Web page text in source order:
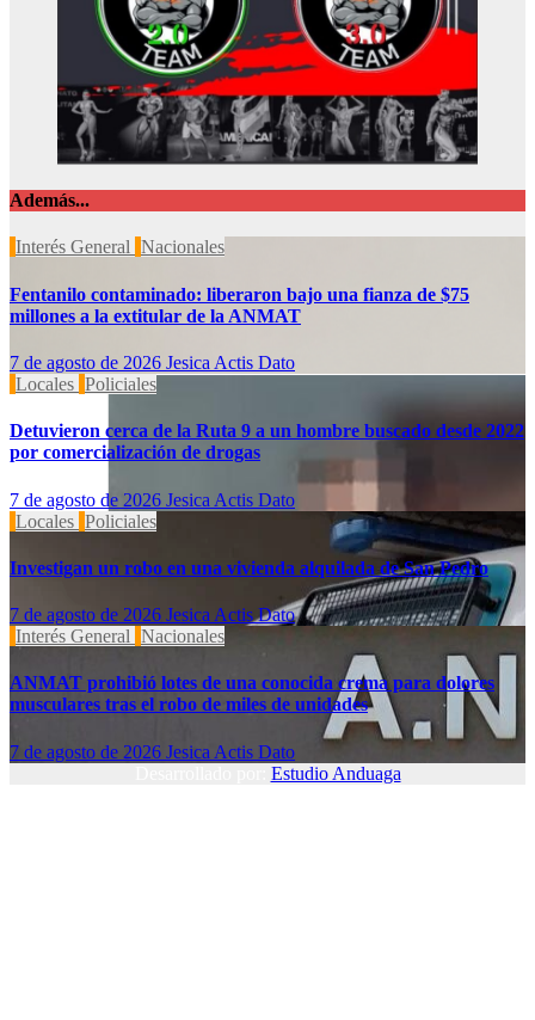
Además...
Interés General Nacionales
Fentanilo contaminado: liberaron bajo una fianza de $75
millones a la extitular de la ANMAT
7 de agosto de 2026 Jesica Actis Dato
Locales Policiales
Detuvieron cerca de la Ruta 9 a un hombre buscado desde 2022
por comercialización de drogas
7 de agosto de 2026 Jesica Actis Dato
Locales Policiales
Investigan un robo en una vivienda alquilada de San Pedro
7 de agosto de 2026 Jesica Actis Dato
Interés General Nacionales
ANMAT prohibió lotes de una conocida crema para dolores
musculares tras el robo de miles de unidades
7 de agosto de 2026 Jesica Actis Dato
Estudio Anduaga